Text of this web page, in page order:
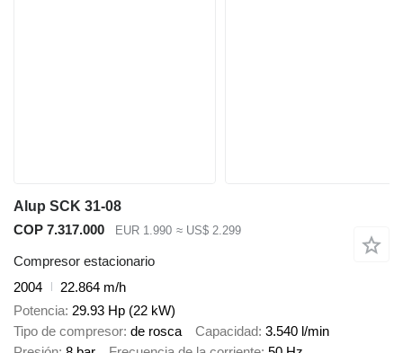
Alup SCK 31-08
COP 7.317.000
EUR 1.990 ≈ US$ 2.299
Compresor estacionario
2004
22.864 m/h
Potencia 29.93 Hp (22 kW)
Tipo de compresor de rosca Capacidad 3.540 l/min